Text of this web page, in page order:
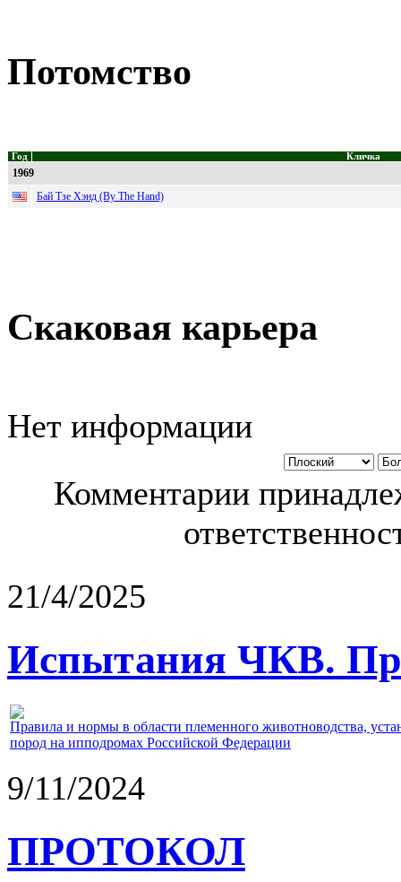
Потомство
Год Кличка
1969
Бай Тзе Хэнд (By The Hand)
Скаковая карьера
Нет информации
Комментарии
21/4/2025
Испытания ЧКВ.
Правила и нормы в области племенного животноводства,
пород на ипподромах Российской Федерации
9/11/2024
ПРОТОКОЛ